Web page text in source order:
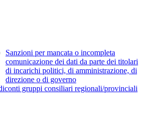
Sanzioni per mancata o incompleta
comunicazione dei dati da parte dei titolari
di incarichi politici, di amministrazione, di
direzione o di governo
gruppi consiliari regionali/provinciali